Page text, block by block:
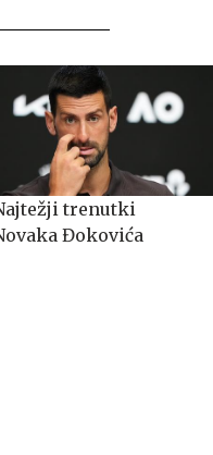
trenutki
Đokovića